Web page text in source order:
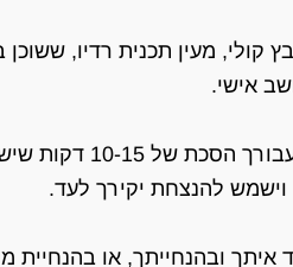
מעין תכנית רדיו, ששוכן
אישי.
כחלק משירות זה
להנצחת יקירך לעד.
איתך ובהנחייתך, או בהנחיית